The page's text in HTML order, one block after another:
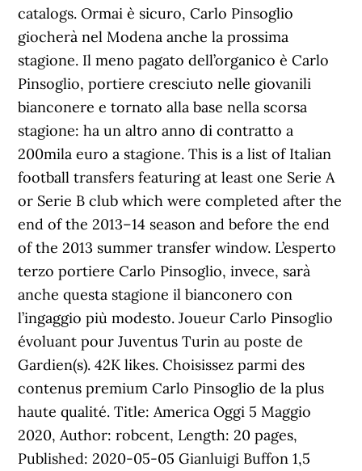
catalogs. Ormai è sicuro, Carlo Pinsoglio
giocherà nel Modena anche la prossima
stagione. Il meno pagato dell’organico è Carlo
Pinsoglio, portiere cresciuto nelle giovanili
bianconere e tornato alla base nella scorsa
stagione: ha un altro anno di contratto a
200mila euro a stagione. This is a list of Italian
football transfers featuring at least one Serie A
or Serie B club which were completed after the
end of the 2013–14 season and before the end
of the 2013 summer transfer window. L’esperto
terzo portiere Carlo Pinsoglio, invece, sarà
anche questa stagione il bianconero con
l’ingaggio più modesto. Joueur Carlo Pinsoglio
évoluant pour Juventus Turin au poste de
Gardien(s). 42K likes. Choisissez parmi des
contenus premium Carlo Pinsoglio de la plus
haute qualité. Title: America Oggi 5 Maggio
2020, Author: robcent, Length: 20 pages,
Published: 2020-05-05 Gianluigi Buffon 1,5